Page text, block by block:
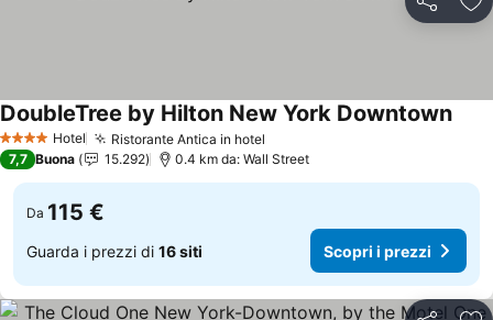
Condividi
4 Stelle Hotel Ristorante Antica in hotel
DoubleTree by Hilton New York Downtown
7,7 Buona 15.292 0.4 km da: Wall Street
Da 115 €
Guarda i prezzi di 16 siti Scopri i prezzi